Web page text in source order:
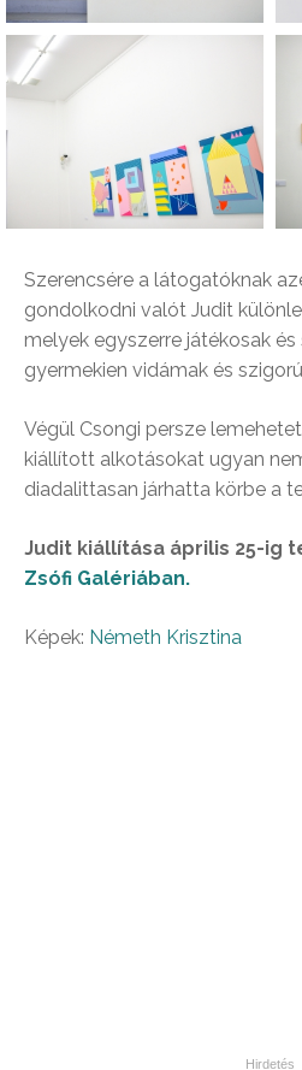
Szerencsére a látogatóknak
gondolkodni valót Judit
melyek egyszerre játékosak és
gyermekien vidámak és
Végül Csongi persze
kiállított alkotásokat ugyan
diadalittasan járhatta körbe a
Judit kiállítása április 25-ig
Zsófi Galériában.
Képek: Németh Krisztina